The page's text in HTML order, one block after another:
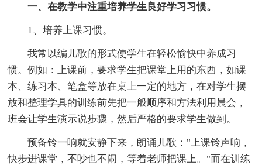
一、在教学中注重培养学生良好学习习惯。
1、培养上课习惯。
我常以编儿歌的形式使学生在轻松愉快中养成习
惯。例如：上课前，要求学生把课堂上用的东西，如课
本、练习本、笔盒等放在桌上一定的地方，在对学生摆
放和整理学具的训练前先把一般顺序和方法利用晨会，
班会让学生演示说步骤，然后严格的要求学生做到。
预备铃一响就安静下来，朗诵儿歌："上课铃声响，
快步进课堂，不吵也不闹，等着老师把课上。"而在训练